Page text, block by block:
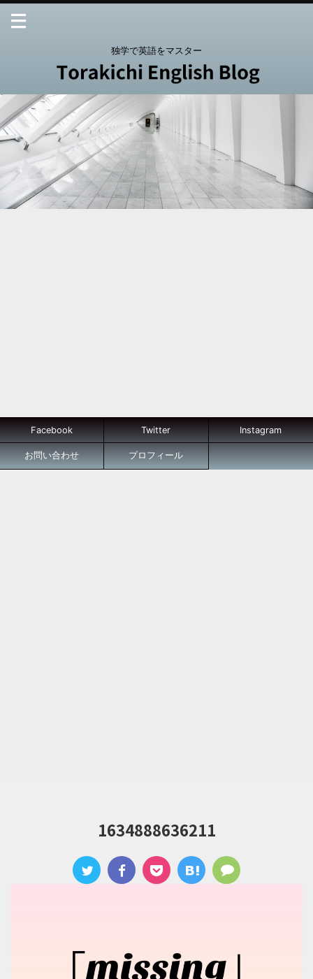
独学で英語をマスター
Facebook Twitter Instagram
お問い合わせ プロフィール
1634888636211